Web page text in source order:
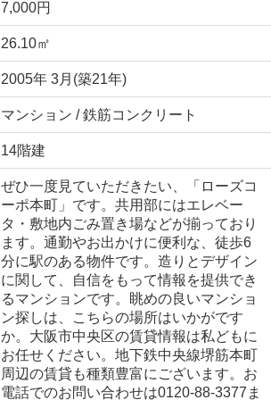
7,000円
26.10㎡
2005年 3月(築21年)
マンション / 鉄筋コンクリート
14階建
ぜひ一度見ていただきたい、「ローズコ
ーポ本町」です。共用部にはエレベー
タ・敷地内ごみ置き場などが揃っており
ます。通勤やお出かけに便利な、徒歩6
分に駅のある物件です。造りとデザイン
に関して、自信をもって情報を提供でき
るマンションです。眺めの良いマンショ
ン探しは、こちらの場所はいかがです
か。大阪市中央区の賃貸情報は私どもに
お任せください。地下鉄中央線堺筋本町
周辺の賃貸も種類豊富にございます。お
電話でのお問い合わせは0120-88-3377ま